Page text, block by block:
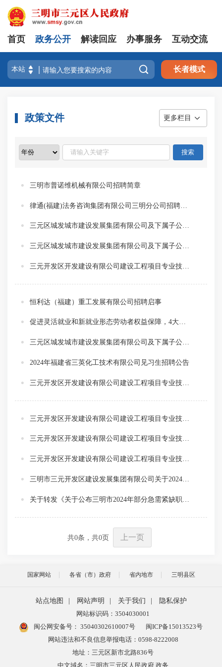
首页 政务公开 解读回应 办事服务 互动交流
 长者模式
政策文件 更多栏目
三明市普诺维机械有限公司招聘简章
三元区城发城市建设发展集团有限公司及下属子公司三明市麟瑞智能科技有限公司工程建设项目专业技术人才招聘结果公告
三元区城发城市建设发展集团有限公司及下属子公司三明市麟瑞智能科技有限公司工程建设项目专业技术人才招聘补充通知一
恒利达（福建）重工发展有限公司招聘启事
促进灵活就业和新就业形态劳动者权益保障，4大举措发力！
三元区城发城市建设发展集团有限公司及下属子公司三明市麟瑞智能科技有限公司工程建设项目专业技术人才招聘
2024年福建省三英化工技术有限公司见习生招聘公告
三元开发区开发建设有限公司建设工程项目专业技术人才招聘补充通知
三元开发区开发建设有限公司建设工程项目专业技术人才招聘公告
共0条，共0页 上一页
国家网站 各省（市）政府 省内地市 三明县区
站点地图 | 网站声明 | 关于我们 |
隐私保护
网站标识码：3504030001
闽公网安备号： 35040302610007号
闽ICP备15013523号
网站违法和不良信息举报电话：0598-8222008
地址：三元区新市北路836号
中文域名：三明市三元区人民政府.政务